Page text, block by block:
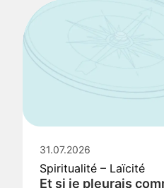
31.07.2026
Spiritualité – Laïcité
Et si je pleurais